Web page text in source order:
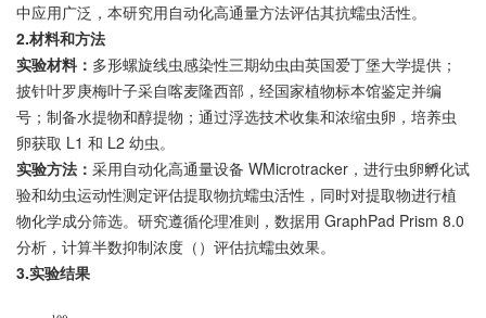
中应用广泛，本研究用自动化高通量方法评估其抗蠕虫活性。
2.材料和方法
实验材料： 多形螺旋线虫感染性三期幼虫由英国爱丁堡大学提供；
披针叶罗庚梅叶子采自喀麦隆西部，经国家植物标本馆鉴定并编
号；制备水提物和醇提物；通过浮选技术收集和浓缩虫卵，培养虫
卵获取 L1 和 L2 幼虫。
实验方法： 采用自动化高通量设备 WMicrotracker，进行虫卵孵化试
验和幼虫运动性测定评估提取物抗蠕虫活性，同时对提取物进行植
物化学成分筛选。研究遵循伦理准则，数据用 GraphPad Prism 8.0
分析，计算半数抑制浓度（）评估抗蠕虫效果。
3.实验结果